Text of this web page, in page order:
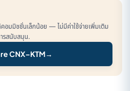
คอมมิชชั่นเล็กน้อย — ไม่มีค่าใช้จ่ายเพิ่มเติม
รสนับสนุน.
CNX–KTM→